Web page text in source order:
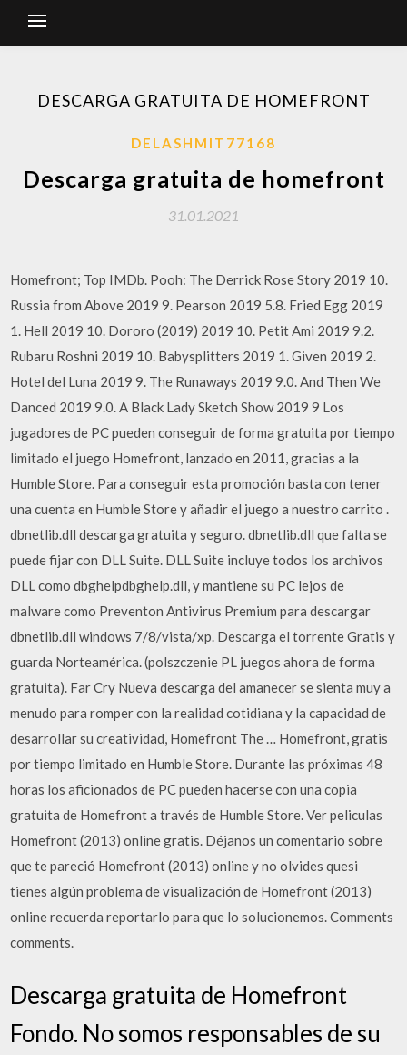
DESCARGA GRATUITA DE HOMEFRONT
DELASHMIT77168
Descarga gratuita de homefront
31.01.2021
Homefront; Top IMDb. Pooh: The Derrick Rose Story 2019 10.
Russia from Above 2019 9. Pearson 2019 5.8. Fried Egg 2019
1. Hell 2019 10. Dororo (2019) 2019 10. Petit Ami 2019 9.2.
Rubaru Roshni 2019 10. Babysplitters 2019 1. Given 2019 2.
Hotel del Luna 2019 9. The Runaways 2019 9.0. And Then We
Danced 2019 9.0. A Black Lady Sketch Show 2019 9 Los
jugadores de PC pueden conseguir de forma gratuita por tiempo
limitado el juego Homefront, lanzado en 2011, gracias a la
Humble Store. Para conseguir esta promoción basta con tener
una cuenta en Humble Store y añadir el juego a nuestro carrito .
dbnetlib.dll descarga gratuita y seguro. dbnetlib.dll que falta se
puede fijar con DLL Suite. DLL Suite incluye todos los archivos
DLL como dbghelpdbghelp.dll, y mantiene su PC lejos de
malware como Preventon Antivirus Premium para descargar
dbnetlib.dll windows 7/8/vista/xp. Descarga el torrente Gratis y
guarda Norteamérica. (polszczenie PL juegos ahora de forma
gratuita). Far Cry Nueva descarga del amanecer se sienta muy a
menudo para romper con la realidad cotidiana y la capacidad de
desarrollar su creatividad, Homefront The … Homefront, gratis
por tiempo limitado en Humble Store. Durante las próximas 48
horas los aficionados de PC pueden hacerse con una copia
gratuita de Homefront a través de Humble Store. Ver peliculas
Homefront (2013) online gratis. Déjanos un comentario sobre
que te pareció Homefront (2013) online y no olvides quesi
tienes algún problema de visualización de Homefront (2013)
online recuerda reportarlo para que lo solucionemos. Comments
comments.
Descarga gratuita de Homefront
Fondo. No somos responsables de su